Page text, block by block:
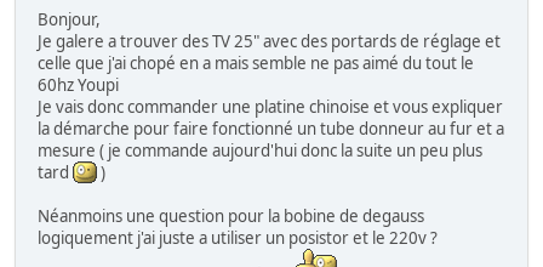
Bonjour,
Je galere a trouver des TV 25" avec des portards de réglage et
celle que j'ai chopé en a mais semble ne pas aimé du tout le
60hz Youpi
Je vais donc commander une platine chinoise et vous expliquer
la démarche pour faire fonctionné un tube donneur au fur et a
mesure ( je commande aujourd'hui donc la suite un peu plus
tard
)
Néanmoins une question pour la bobine de degauss
logiquement j'ai juste a utiliser un posistor et le 220v ?